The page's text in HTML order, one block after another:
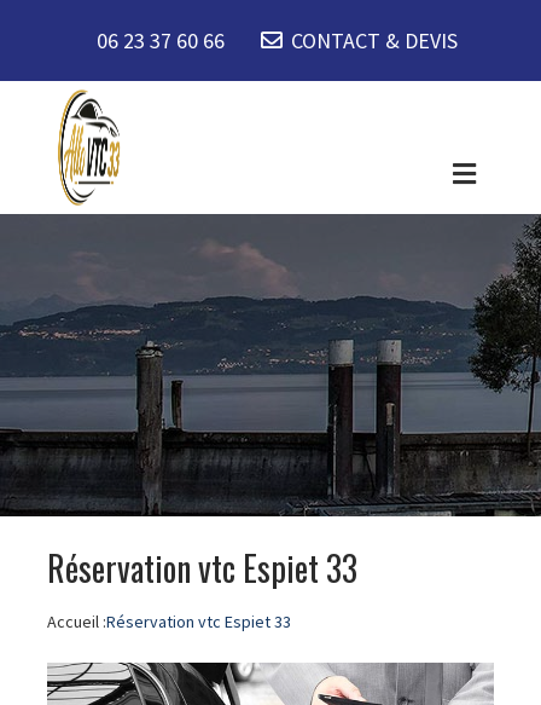
06 23 37 60 66 CONTACT & DEVIS
Réservation vtc Espiet 33
Accueil :Réservation vtc Espiet 33